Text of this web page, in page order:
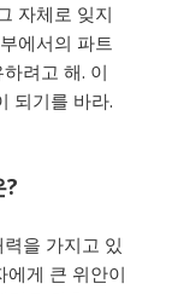
자체로 잊지
에서의 파트
려고 해. 이
되기를 바라.
?
을 가지고 있
에게 큰 위안이